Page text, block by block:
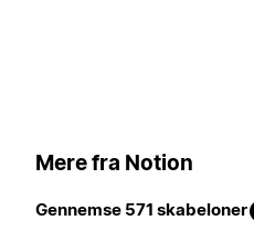
Mere fra Notion
Gennemse 571 skabeloner